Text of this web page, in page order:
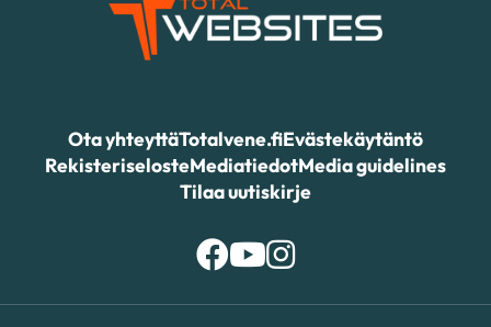
Ota yhteyttäTotalvene.fiEvästekäytäntö
RekisteriselosteMediatiedotMedia guidelines
Tilaa uutiskirje